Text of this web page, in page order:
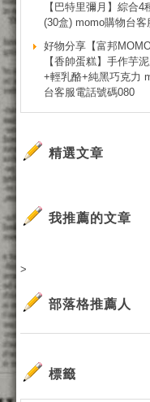
【巴特里彌月】綜合4
(30盒) momo購物台客
好物分享【富邦MOMO
【香帥蛋糕】手作芋
+輕乳酪+純黑巧克力
台客服電話號碼080
精選文章
我推薦的文章
>
部落格推薦人
標籤